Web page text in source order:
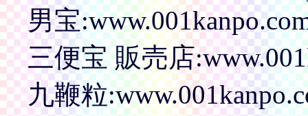
男宝
三便宝 販売店
九鞭粒